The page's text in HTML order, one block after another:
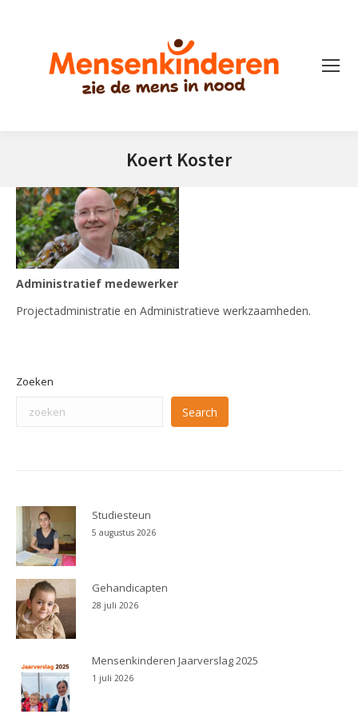
Koert Koster
Administratief medewerker
Projectadministratie en Administratieve werkzaamheden.
Zoeken
Search
Studiesteun
5 augustus 2026
Gehandicapten
28 juli 2026
Mensenkinderen Jaarverslag 2025
1 juli 2026